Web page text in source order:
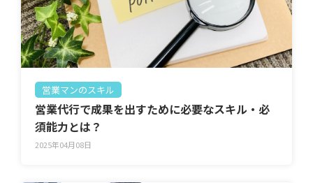
営業マンのスキル
営業代行で成果を出すために必要なスキル・必
須能力とは？
2025年04月08日